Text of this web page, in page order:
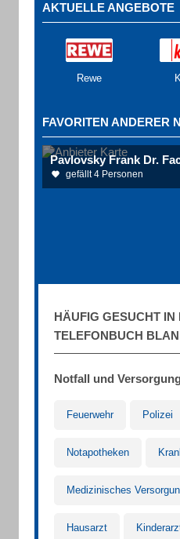
AKTUELLE ANGEBOTE
Rewe
FAVORITEN ANDERER
gefällt 4 Personen
HÄUFIG GESUCHT
TELEFONBUCH
Notfall und
Feuerwehr Polizei
Notapotheken
Medizinisches
Hausarzt